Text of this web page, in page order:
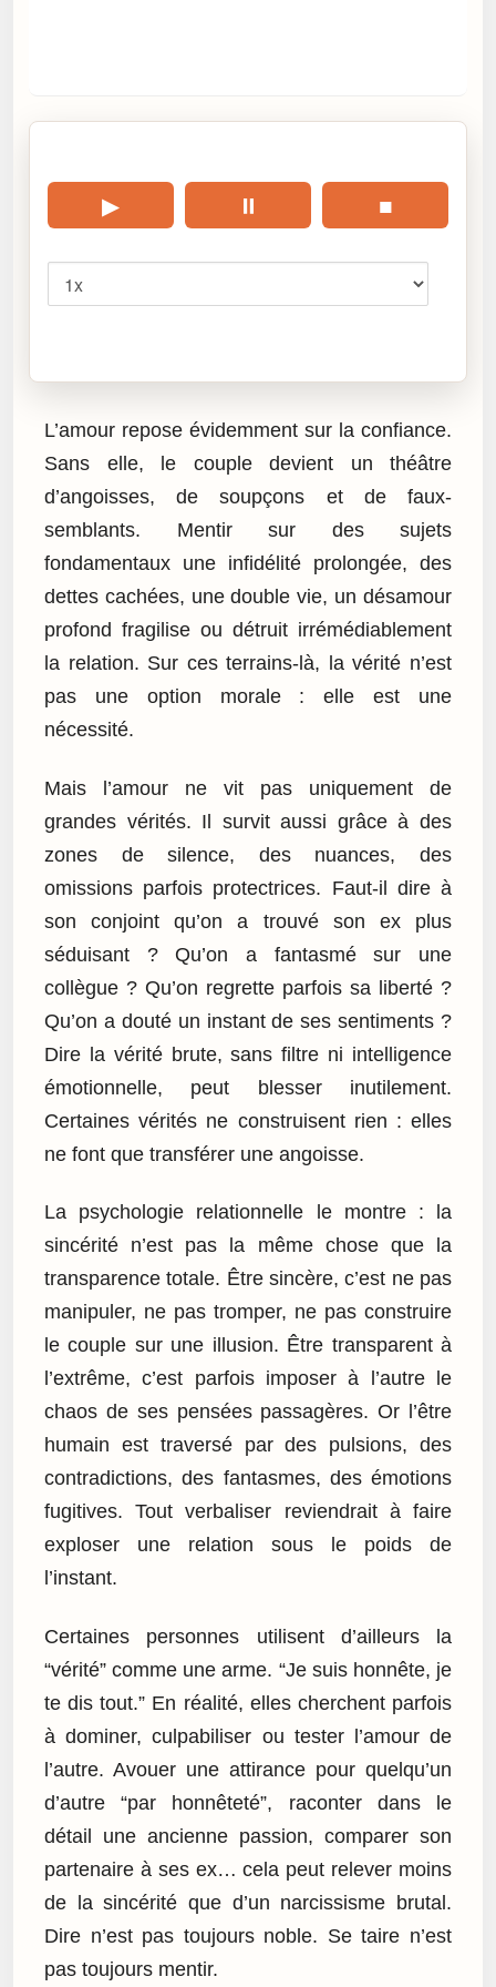
▶ ⏸ ■
L’amour repose évidemment sur la confiance.
Sans elle, le couple devient un théâtre
d’angoisses, de soupçons et de faux-
semblants. Mentir sur des sujets
fondamentaux une infidélité prolongée, des
dettes cachées, une double vie, un désamour
profond fragilise ou détruit irrémédiablement
la relation. Sur ces terrains-là, la vérité n’est
pas une option morale : elle est une
nécessité.
Mais l’amour ne vit pas uniquement de
grandes vérités. Il survit aussi grâce à des
zones de silence, des nuances, des
omissions parfois protectrices. Faut-il dire à
son conjoint qu’on a trouvé son ex plus
séduisant ? Qu’on a fantasmé sur une
collègue ? Qu’on regrette parfois sa liberté ?
Qu’on a douté un instant de ses sentiments ?
Dire la vérité brute, sans filtre ni intelligence
émotionnelle, peut blesser inutilement.
Certaines vérités ne construisent rien : elles
ne font que transférer une angoisse.
La psychologie relationnelle le montre : la
sincérité n’est pas la même chose que la
transparence totale. Être sincère, c’est ne pas
manipuler, ne pas tromper, ne pas construire
le couple sur une illusion. Être transparent à
l’extrême, c’est parfois imposer à l’autre le
chaos de ses pensées passagères. Or l’être
humain est traversé par des pulsions, des
contradictions, des fantasmes, des émotions
fugitives. Tout verbaliser reviendrait à faire
exploser une relation sous le poids de
l’instant.
Certaines personnes utilisent d’ailleurs la
“vérité” comme une arme. “Je suis honnête, je
te dis tout.” En réalité, elles cherchent parfois
à dominer, culpabiliser ou tester l’amour de
l’autre. Avouer une attirance pour quelqu’un
d’autre “par honnêteté”, raconter dans le
détail une ancienne passion, comparer son
partenaire à ses ex… cela peut relever moins
de la sincérité que d’un narcissisme brutal.
Dire n’est pas toujours noble. Se taire n’est
pas toujours mentir.